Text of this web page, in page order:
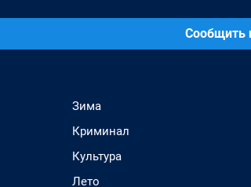
Сообщить
Зима
Криминал
Культура
Лето